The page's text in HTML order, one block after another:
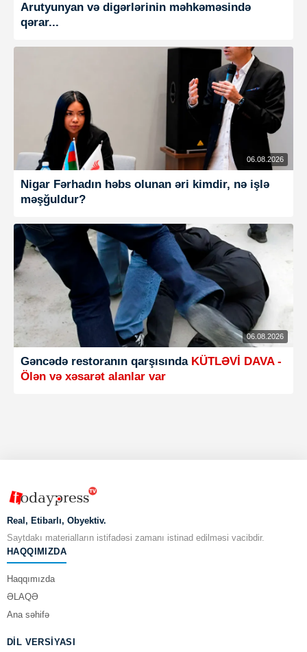
Arutyunyan və digərlərinin məhkəməsində
qərar...
06.08.2026
Nigar Fərhadın həbs olunan əri kimdir, nə işlə
məşğuldur?
06.08.2026
Gəncədə restoranın qarşısında KÜTLƏVİ DAVA -
Ölən və xəsarət alanlar var
Real, Etibarlı, Obyektiv.
Saytdakı materialların istifadəsi zamanı istinad edilməsi vacibdir.
HAQQIMIZDA
Haqqımızda
ƏLAQƏ
Ana səhifə
DIL VERSIYASI